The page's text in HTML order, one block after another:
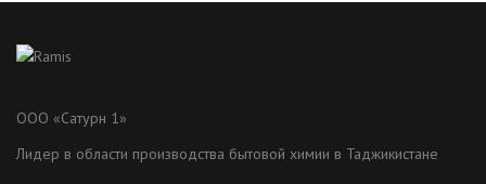
ООО «Сатурн 1»
Лидер в области производства бытовой химии в Таджикистане